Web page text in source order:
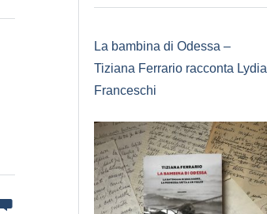
La bambina di Odessa –
Tiziana Ferrario racconta Lydia
Franceschi